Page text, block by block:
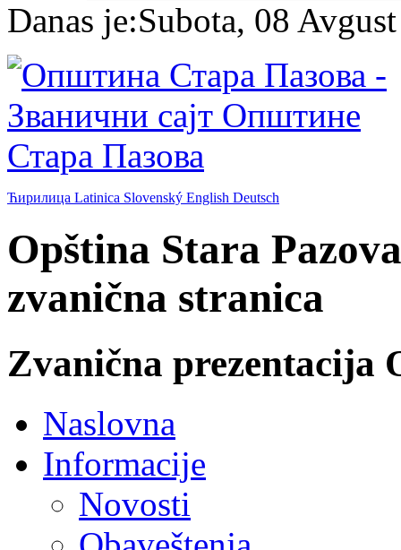
Danas je:Subota, 08
Ћирилица Latinica Slovenský English Deutsch
Opština Stara
zvanična stranica
Zvanična prezentacija
Naslovna
Informacije
Novosti